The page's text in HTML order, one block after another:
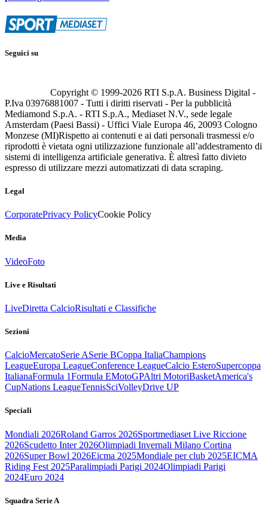
Seguici su
Copyright © 1999-2026 RTI S.p.A. Business Digital -
P.Iva 03976881007 - Tutti i diritti riservati - Per la pubblicità
Mediamond S.p.A. - RTI S.p.A., Mediaset N.V., sede legale
Amsterdam (Paesi Bassi) - Uffici Viale Europa 46, 20093 Cologno
Monzese (MI)Rispetto ai contenuti e ai dati personali trasmessi e/o
riprodotti è vietata ogni utilizzazione funzionale all’addestramento di
sistemi di intelligenza artificiale generativa. È altresì fatto divieto
espresso di utilizzare mezzi automatizzati di data scraping.
Legal
CorporatePrivacy PolicyCookie Policy
Media
VideoFoto
Live e Risultati
LiveDiretta CalcioRisultati e Classifiche
Sezioni
CalcioMercatoSerie ASerie BCoppa ItaliaChampions
LeagueEuropa LeagueConference LeagueCalcio EsteroSupercoppa
ItalianaFormula 1Formula EMotoGPAltri MotoriBasketAmerica's
CupNations LeagueTennisSciVolleyDrive UP
Speciali
Mondiali 2026Roland Garros 2026Sportmediaset Live Riccione
2026Scudetto Inter 2026Olimpiadi Invernali Milano Cortina
2026Super Bowl 2026Eicma 2025Mondiale per club 2025EICMA
Riding Fest 2025Paralimpiadi Parigi 2024Olimpiadi Parigi
2024Euro 2024
Squadra Serie A